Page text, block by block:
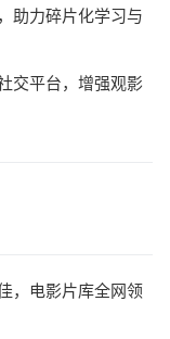
助力碎片化学习与
交平台，增强观影
，电影片库全网领